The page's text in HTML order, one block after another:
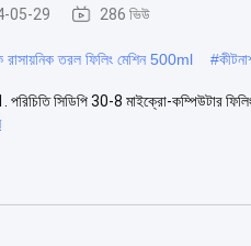
05-29 286 ভিউ
রাসায়নিক তরল ফিলিং মেশিন 500ml #
পরিচিতি সিডিপি 30-8 মাইক্রো-কম্পিউটার